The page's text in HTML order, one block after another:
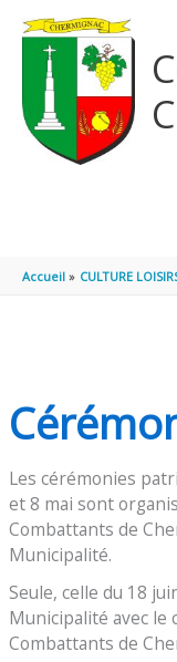
Accueil CULTURE
Les cérémonies
et 8 mai sont
Combattants de
Municipalité.
Seule, celle du 18
Municipalité avec le
Combattants de